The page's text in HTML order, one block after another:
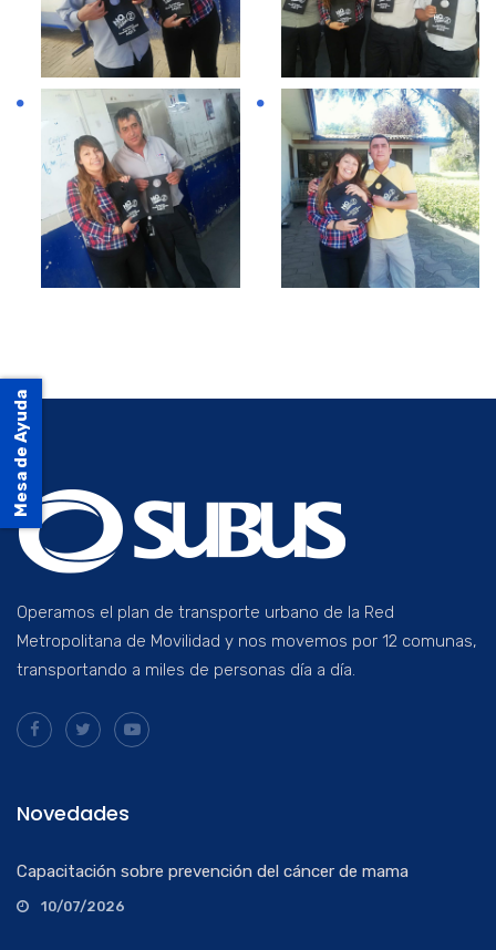
Operamos el plan de transporte urbano de la Red
Metropolitana de Movilidad y nos movemos por 12 comunas,
transportando a miles de personas día a día.
Novedades
Capacitación sobre prevención del cáncer de mama
10/07/2026
Mesa de Ayuda